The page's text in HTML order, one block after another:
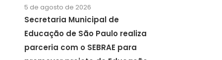
5 de agosto de 2026
Secretaria Municipal de
Educação de São Paulo realiza
parceria com o SEBRAE para